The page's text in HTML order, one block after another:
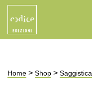
Home > Shop > Saggistica